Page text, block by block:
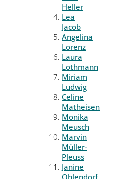
Heller
Lea
Jacob
Angelina
Lorenz
Laura
Lothmann
Miriam
Ludwig
Celine
Matheisen
Monika
Meusch
Marvin
Müller-
Pleuss
Janine
Ohlendorf